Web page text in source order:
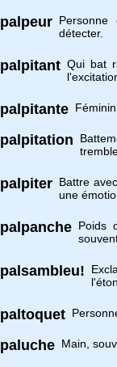
palpeur
détecter.
palpitant Qui bat
palpitante
palpitation
palpiter Battre
une
palpanche Poids
palsambleu!
paltoquet
paluche Main,